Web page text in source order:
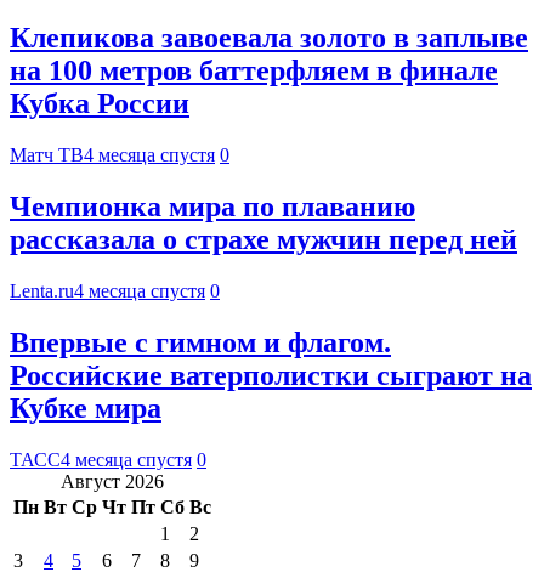
Клепикова завоевала золото в заплыве
на 100 метров баттерфляем в финале
Кубка России
Матч ТВ4 месяца спустя 0
Чемпионка мира по плаванию
рассказала о страхе мужчин перед ней
Lenta.ru4 месяца спустя 0
Впервые с гимном и флагом.
Российские ватерполистки сыграют на
Кубке мира
ТАСС4 месяца спустя 0
Август 2026
Пн Вт Ср Чт Пт Сб Вс
1
2
3
4 5 6 7 8
9